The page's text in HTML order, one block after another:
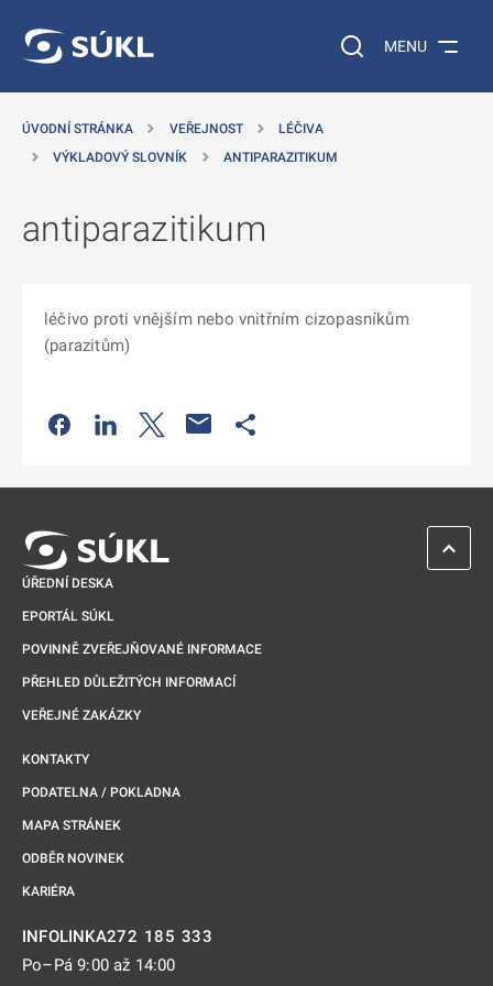
Vyhledávání na
MENU
ÚVODNÍ STRÁNKA VEŘEJNOST
LÉČIVA
VÝKLADOVÝ SLOVNÍK
ANTIPARAZITIKUM
antiparazitikum
léčivo proti vnějším nebo vnitřním cizopasníkům
(parazitům)
Odkaz se otevře na nové kartě
Odkaz se otevře na nové kartě
Odkaz se otevře na nové kartě
ÚŘEDNÍ DESKA
EPORTÁL SÚKL
POVINNĚ ZVEŘEJŇOVANÉ INFORMACE
PŘEHLED DŮLEŽITÝCH INFORMACÍ
VEŘEJNÉ ZAKÁZKY
KONTAKTY
PODATELNA / POKLADNA
MAPA STRÁNEK
ODBĚR NOVINEK
KARIÉRA
INFOLINKA272 185 333
Po–Pá 9:00 až 14:00
ZPĚT